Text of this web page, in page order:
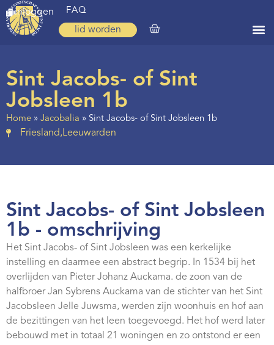
inloggen FAQ
lid worden
Zoeken
Over ons
Op weg
Regio’s
Nieuws
Agenda
Webshop
Contact
Sint Jacobs- of Sint
Jobsleen 1b
Home » Jacobalia » Sint Jacobs- of Sint Jobsleen 1b
Friesland,Leeuwarden
Sint Jacobs- of Sint Jobsleen
1b - omschrijving
Het Sint Jacobs- of Sint Jobsleen was een kerkelijke
instelling en daarmee een abstract begrip. In 1534 bij het
overlijden van Pieter Johanz Auckama. de zoon van de
halfbroer Jan Sybrens Auckama van de stichter van het Sint
Jacobsleen Jelle Juwsma, werden zijn woonhuis en hof aan
de bezittingen van het leen toegevoegd. Het hof werd later
bebouwd met in totaal 21 woningen en zo ontstond er een